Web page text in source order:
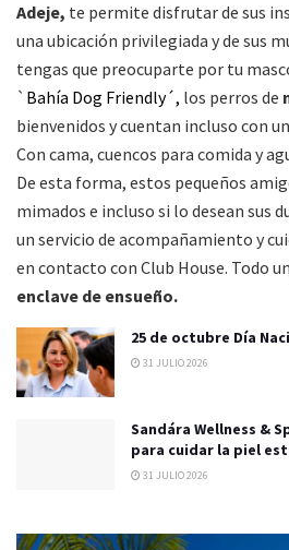
Adeje, te permite disfrutar de sus
una ubicación privilegiada y de sus
tengas que preocuparte por tu
` Bahía Dog Friendly´, los perros de
bienvenidos y cuentan incluso con un
Con cama, cuencos para comida y
De esta forma, estos pequeños
mimados e incluso si lo desean sus
un servicio de acompañamiento y
en contacto con Club House. Todo
enclave de ensueño.
25 de octubre Día
31 JULIO 2026
Sandára Wellness &
para cuidar la piel
31 JULIO 2026